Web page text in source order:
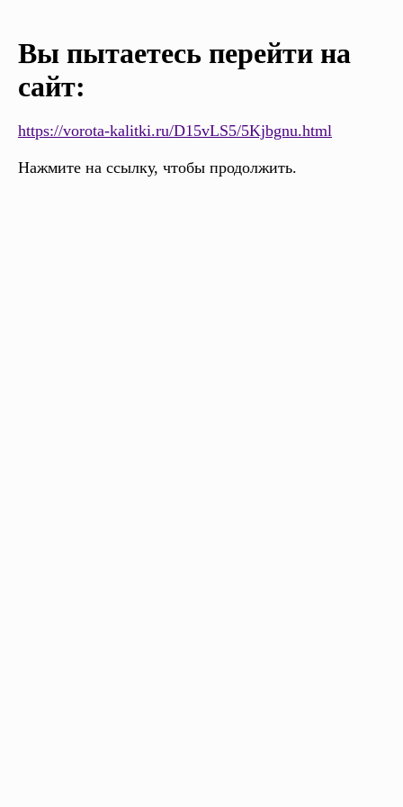
Вы пытаетесь перейти на
сайт:
https://vorota-kalitki.ru/D15vLS5/5Kjbgnu.html
Нажмите на ссылку, чтобы продолжить.